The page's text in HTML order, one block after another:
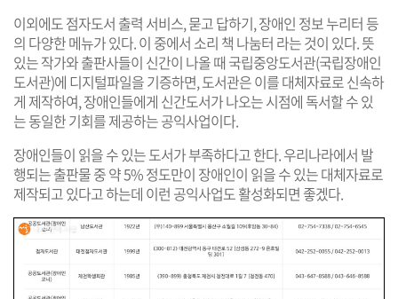
이외에도 점자도서 출력 서비스, 묻고 답하기, 장애인 정보 누리터 등
의 다양한 메뉴가 있다. 이 중에서 소리 책 나눔터 라는 것이 있다. 뜻
있는 작가와 출판사들이 신간이 나올 때 국립중앙도서관(국립장애인
도서관)에 디지털파일을 기증하면, 도서관은 이를 대체자료로 신속하
게 제작하여, 장애인들에게 신간도서가 나오는 시점에 독서할 수 있
는 동일한 기회를 제공하는 공익사업이다.
장애인들이 읽을 수 있는 도서가 부족하다고 한다. 우리나라에서 발
행되는 출판물 중 약 5% 정도만이 장애인이 읽을 수 있는 대체자료로
제작되고 있다고 하는데 이런 공익사업도 활성화되면 좋겠다.